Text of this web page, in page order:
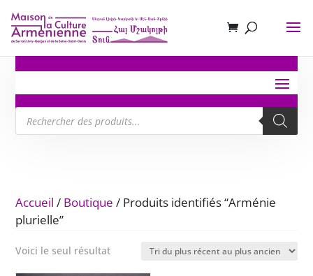
Recherche
de
produits
Accueil / Boutique / Produits identifiés “Arménie
plurielle”
Voici le seul résultat